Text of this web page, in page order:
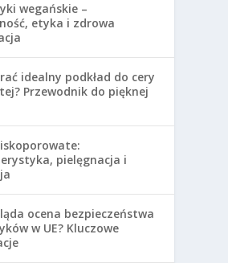
wegańskie –
etyka i zdrowa
idealny podkład do cery
Przewodnik do pięknej
pielęgnacja i
ocena bezpieczeństwa
w UE? Kluczowe